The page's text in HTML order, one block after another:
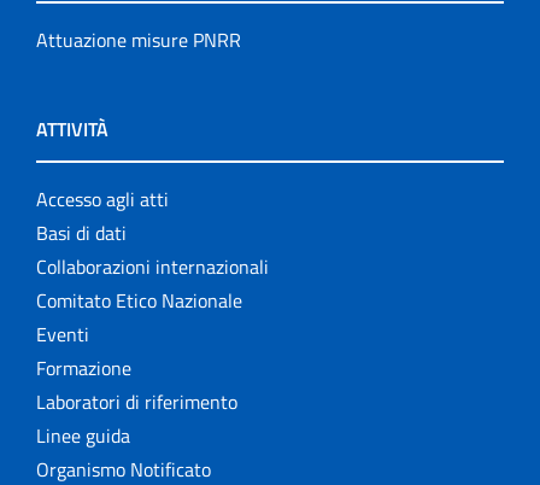
Attuazione misure PNRR
ATTIVITÀ
Accesso agli atti
Basi di dati
Collaborazioni internazionali
Comitato Etico Nazionale
Eventi
Formazione
Laboratori di riferimento
Linee guida
Organismo Notificato